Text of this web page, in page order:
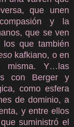
que unen
y la
que se ven
los que también
kafkiano, o en
misma. Y…las
con Berger y
como esfera
de dominio, a
y entre ellos
suministró el